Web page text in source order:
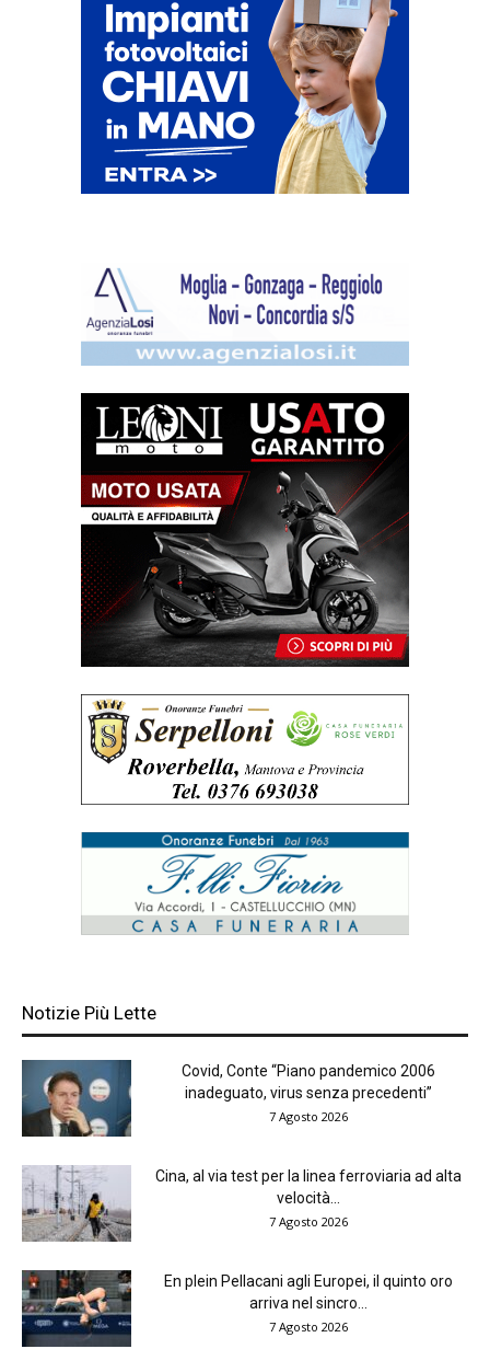
Notizie Più Lette
Covid, Conte “Piano pandemico 2006
inadeguato, virus senza precedenti”
7 Agosto 2026
Cina, al via test per la linea ferroviaria ad alta
velocità...
7 Agosto 2026
En plein Pellacani agli Europei, il quinto oro
arriva nel sincro...
7 Agosto 2026